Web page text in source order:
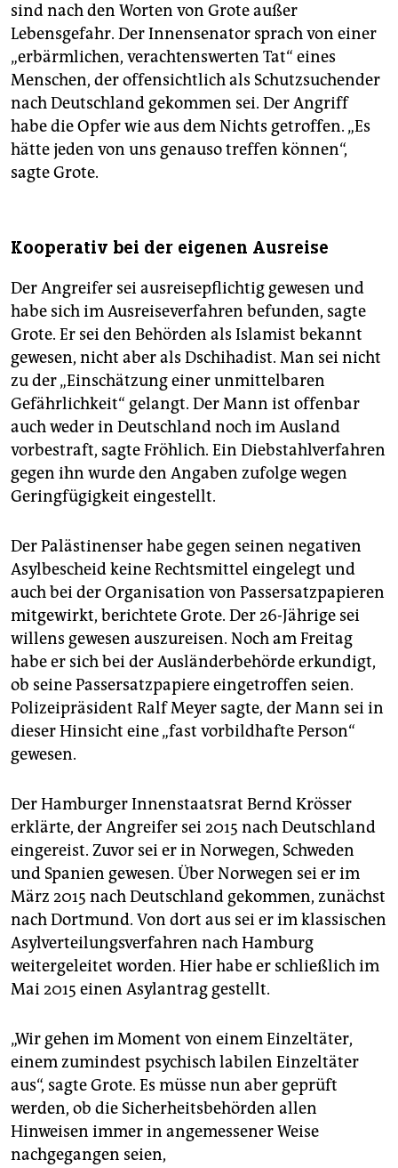
sind nach den Worten von Grote außer
Lebensgefahr. Der Innensenator sprach von einer
„erbärmlichen, verachtenswerten Tat“ eines
Menschen, der offensichtlich als Schutzsuchender
nach Deutschland gekommen sei. Der Angriff
habe die Opfer wie aus dem Nichts getroffen. „Es
hätte jeden von uns genauso treffen können“,
sagte Grote.
Kooperativ bei der eigenen Ausreise
Der Angreifer sei ausreisepflichtig gewesen und
habe sich im Ausreiseverfahren befunden, sagte
Grote. Er sei den Behörden als Islamist bekannt
gewesen, nicht aber als Dschihadist. Man sei nicht
zu der „Einschätzung einer unmittelbaren
Gefährlichkeit“ gelangt. Der Mann ist offenbar
auch weder in Deutschland noch im Ausland
vorbestraft, sagte Fröhlich. Ein Diebstahlverfahren
gegen ihn wurde den Angaben zufolge wegen
Geringfügigkeit eingestellt.
Der Palästinenser habe gegen seinen negativen
Asylbescheid keine Rechtsmittel eingelegt und
auch bei der Organisation von Passersatzpapieren
mitgewirkt, berichtete Grote. Der 26-Jährige sei
willens gewesen auszureisen. Noch am Freitag
habe er sich bei der Ausländerbehörde erkundigt,
ob seine Passersatzpapiere eingetroffen seien.
Polizeipräsident Ralf Meyer sagte, der Mann sei in
dieser Hinsicht eine „fast vorbildhafte Person“
gewesen.
Der Hamburger Innenstaatsrat Bernd Krösser
erklärte, der Angreifer sei 2015 nach Deutschland
eingereist. Zuvor sei er in Norwegen, Schweden
und Spanien gewesen. Über Norwegen sei er im
März 2015 nach Deutschland gekommen, zunächst
nach Dortmund. Von dort aus sei er im klassischen
Asylverteilungsverfahren nach Hamburg
weitergeleitet worden. Hier habe er schließlich im
Mai 2015 einen Asylantrag gestellt.
„Wir gehen im Moment von einem Einzeltäter,
einem zumindest psychisch labilen Einzeltäter
aus“, sagte Grote. Es müsse nun aber geprüft
werden, ob die Sicherheitsbehörden allen
Hinweisen immer in angemessener Weise
nachgegangen seien,